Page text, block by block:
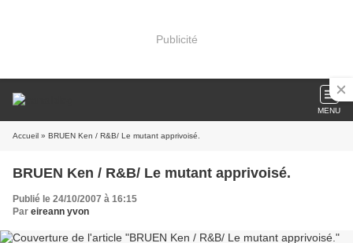
Publicité
MENU
Accueil » BRUEN Ken / R&B/ Le mutant apprivoisé.
BRUEN Ken / R&B/ Le mutant apprivoisé.
Publié le 24/10/2007 à 16:15
Par eireann yvon